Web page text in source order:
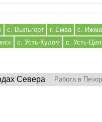
с. Выльгорт г. Емва с. Ижма
с. Усть-Кулом с. Усть-
Севера Работа в